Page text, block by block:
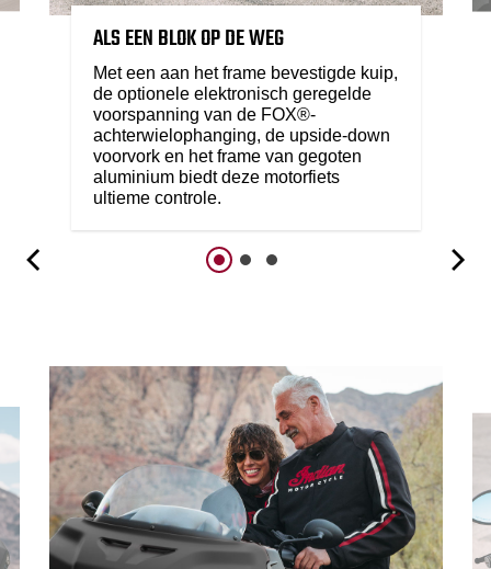
ALS EEN BLOK OP DE WEG
Met een aan het frame bevestigde kuip,
de optionele elektronisch geregelde
voorspanning van de FOX®-
achterwielophanging, de upside-down
voorvork en het frame van gegoten
aluminium biedt deze motorfiets
ultieme controle.